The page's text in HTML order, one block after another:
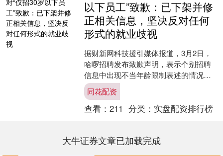
以下员工”致歉：已下架并修
正相关信息，坚决反对任何
形式的就业歧视
据财新网科技援引媒体报道，3月2日，
哈啰招聘发布致歉声明，表示个别招聘
信息中出现不当年龄限制表述的情况，
高度重视并深表歉意。经内部核查，确
认该信息由广州分公司某....
同花配资
查看： 211 分类： 实盘配资排行榜
大牛证券文章已加载完成